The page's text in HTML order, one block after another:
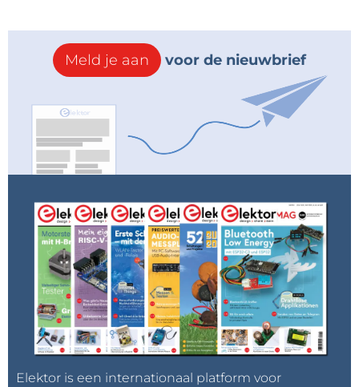
Meld je aan voor de nieuwbrief
Elektor is een internationaal platform voor